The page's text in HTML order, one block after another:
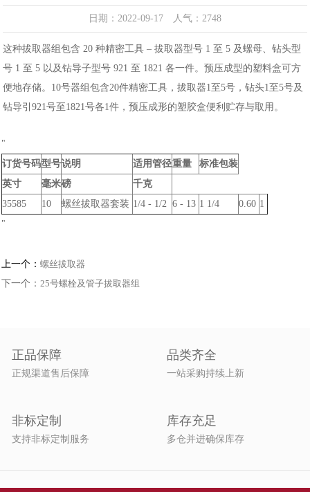
日期：2022-09-17 人气：2748
这种拔取器组包含 20 种精密工具 – 拔取器型号 1 至 5 及螺母、钻头型
号 1 至 5 以及钻导子型号 921 至 1821 各一件。预压成型的塑料盒可方
便地存储。10号器组包含20件精密工具，拔取器1至5号，钻头1至5号及
钻导引921号至1821号各1件，预压成形的塑胶盒便利贮存与取用。
"
订货号码型号说明 适用管径重量
标准包装
英寸
毫米磅
千克
35585
10 螺丝拔取器套装 1/4 - 1/2 6 - 13 1 1/4 0.60 1
"
上一个： 螺丝拔取器
下一个： 25号螺栓及管子拔取器组
正品保障
正规渠道售后保障
品类齐全
一站采购持续上新
非标定制
支持非标定制服务
库存充足
多仓并进确保库存